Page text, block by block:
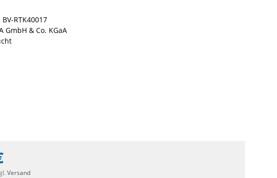
BV-RTK40017
GmbH & Co. KGaA
Versand